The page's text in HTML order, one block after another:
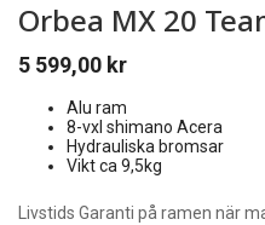
Orbea MX 20
5 599,00 kr
Alu ram
8-vxl shimano Acera
Hydrauliska bromsar
Vikt ca 9,5kg
Livstids Garanti på ramen när